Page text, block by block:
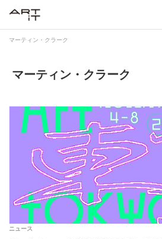
マーティン・クラーク
マーティン・クラーク
ニュース